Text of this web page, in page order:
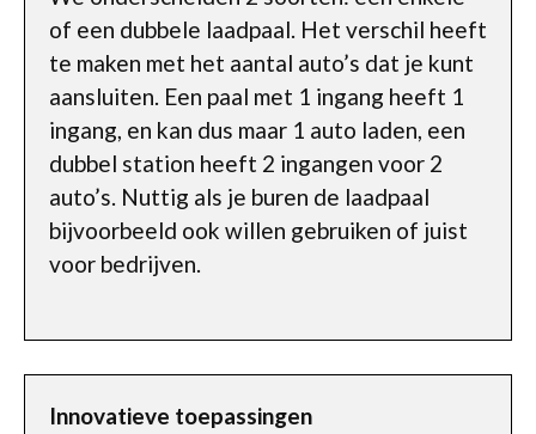
of een dubbele laadpaal. Het verschil heeft
te maken met het aantal auto’s dat je kunt
aansluiten. Een paal met 1 ingang heeft 1
ingang, en kan dus maar 1 auto laden, een
dubbel station heeft 2 ingangen voor 2
auto’s. Nuttig als je buren de laadpaal
bijvoorbeeld ook willen gebruiken of juist
voor bedrijven.
Innovatieve toepassingen